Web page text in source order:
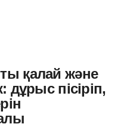
қалай және
дұрыс пісіріп,